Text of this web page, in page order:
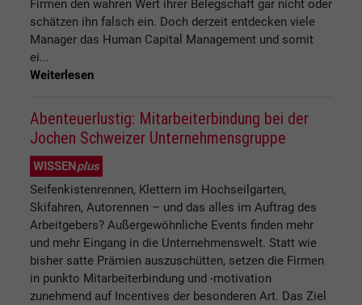
Firmen den wahren Wert ihrer Belegschaft gar nicht oder
schätzen ihn falsch ein. Doch derzeit entdecken viele
Manager das Human Capital Management und somit
ei...
Weiterlesen
Abenteuerlustig: Mitarbeiterbindung bei der
Jochen Schweizer Unternehmensgruppe
WISSEN plus
Seifenkistenrennen, Klettern im Hochseilgarten,
Skifahren, Autorennen – und das alles im Auftrag des
Arbeitgebers? Außergewöhnliche Events finden mehr
und mehr Eingang in die Unternehmenswelt. Statt wie
bisher satte Prämien auszuschütten, setzen die Firmen
in punkto Mitarbeiterbindung und -motivation
zunehmend auf Incentives der besonderen Art. Das Ziel